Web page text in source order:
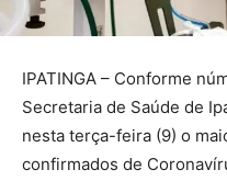
IPATINGA – Conforme
Secretaria de Saúde de
nesta terça-feira (9) o
confirmados de